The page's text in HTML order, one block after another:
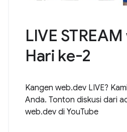
LIVE
Hari ke-2
Kangen web.dev LIVE?
Anda. Tonton diskusi dari
web.dev di YouTube